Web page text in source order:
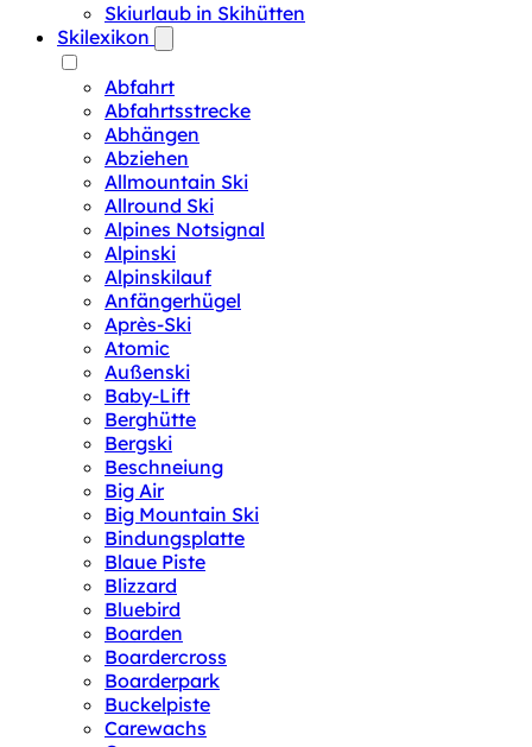
Skiurlaub in Skihütten
Skilexikon
Abfahrt
Abfahrtsstrecke
Abhängen
Abziehen
Allmountain Ski
Allround Ski
Alpines Notsignal
Alpinski
Alpinskilauf
Anfängerhügel
Après-Ski
Atomic
Außenski
Baby-Lift
Berghütte
Bergski
Beschneiung
Big Air
Big Mountain Ski
Bindungsplatte
Blaue Piste
Blizzard
Bluebird
Boarden
Boardercross
Boarderpark
Buckelpiste
Carewachs